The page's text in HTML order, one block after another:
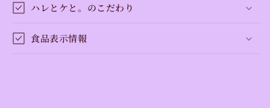
ハレとケと。のこだわり
食品表示情報